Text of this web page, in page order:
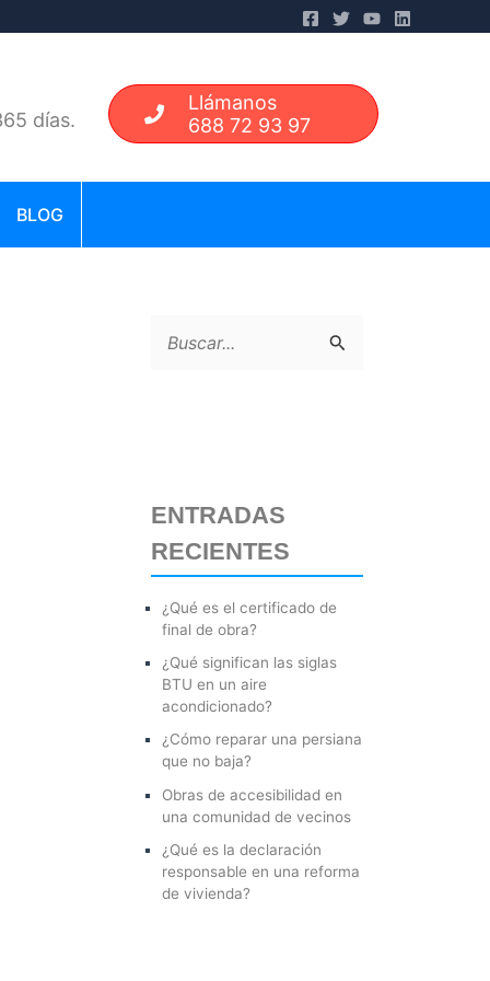
días.
Llámanos
688 72 93 97
BLOG
r
p
ENTRADAS
RECIENTES
¿Qué es el certificado de
final de obra?
¿Qué significan las siglas
BTU en un aire
acondicionado?
¿Cómo reparar una persiana
que no baja?
Obras de accesibilidad en
una comunidad de vecinos
¿Qué es la declaración
responsable en una reforma
de vivienda?